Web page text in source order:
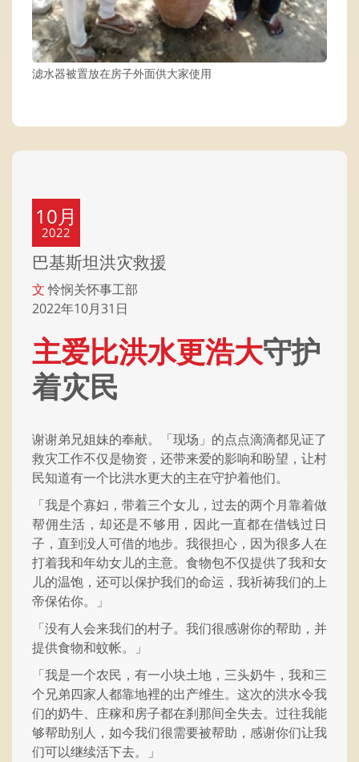
滤水器被置放在房子外面供大家使用
10月
2022
巴基斯坦洪灾救援
文怜悯关怀事工部
2022年10月31日
主爱比洪水更浩大守护
着灾民
谢谢弟兄姐妹的奉献。「现场」的点点滴滴都见证了
救灾工作不仅是物资，还带来爱的影响和盼望，让村
民知道有一个比洪水更大的主在守护着他们。
「我是个寡妇，带着三个女儿，过去的两个月靠着做
帮佣生活，却还是不够用，因此一直都在借钱过日
子，直到没人可借的地步。我很担心，因为很多人在
打着我和年幼女儿的主意。食物包不仅提供了我和女
儿的温饱，还可以保护我们的命运，我祈祷我们的上
帝保佑你。」
「没有人会来我们的村子。我们很感谢你的帮助，并
提供食物和蚊帐。」
「我是一个农民，有一小块土地，三头奶牛，我和三
个兄弟四家人都靠地裡的出产维生。这次的洪水令我
们的奶牛、庄稼和房子都在刹那间全失去。过往我能
够帮助别人，如今我们很需要被帮助，感谢你们让我
们可以继续活下去。」